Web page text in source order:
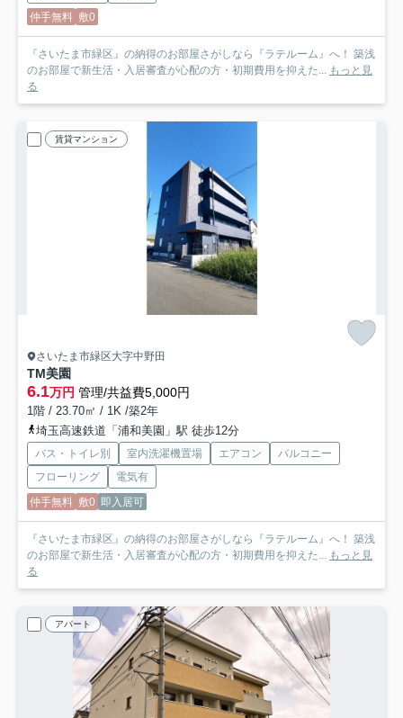
仲手無料 敷0
『さいたま市緑区』の納得のお部屋さがしなら『ラテルーム』へ！ 築浅
のお部屋で新生活・入居審査が心配の方・初期費用を抑えた... もっと見
る
賃貸マンション
さいたま市緑区大字中野田
TM美園
6.1万円 管理/共益費5,000円
1階 / 23.70㎡ / 1K /築2年
埼玉高速鉄道「浦和美園」駅 徒歩12分
バス・トイレ別 室内洗濯機置場 エアコン
バルコニー
フローリング
電気有
仲手無料 敷0 即入居可
『さいたま市緑区』の納得のお部屋さがしなら『ラテルーム』へ！ 築浅
のお部屋で新生活・入居審査が心配の方・初期費用を抑えた... もっと見
る
アパート